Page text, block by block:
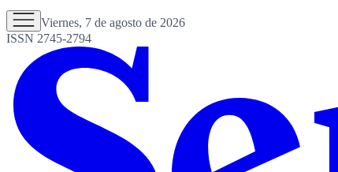
Viernes, 7 de agosto de 2026
ISSN 2745-2794